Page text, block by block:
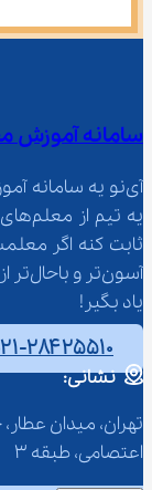
سامانه آموزش
آی‌نو یه سامانه
یه
ثابت کنه اگر
یاد بگیر!
۰۲۱-
نشانی:
اعتصامی، طبقه 3